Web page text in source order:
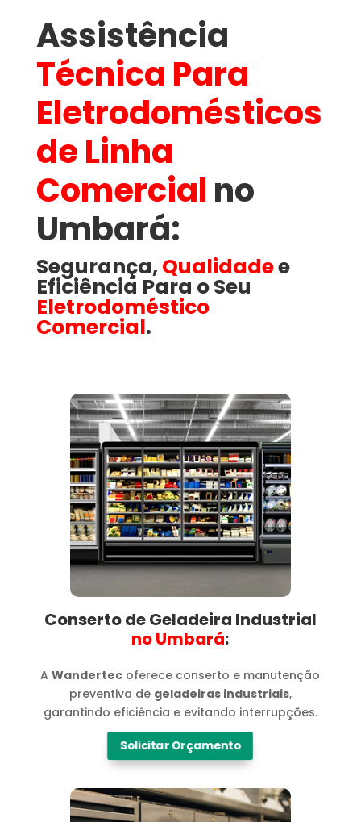
Assistência
Técnica Para
Eletrodomésticos
de Linha
Comercial no
Umbará​:
Segurança, Qualidadee
Eficiência Para o Seu
Eletrodoméstico
Comercial.
Conserto de Geladeira Industrial
no Umbará​:
AWandertec oferece conserto e manutenção
preventiva de geladeiras industriais,
garantindo eficiência e evitando interrupções.
Solicitar Orçamento